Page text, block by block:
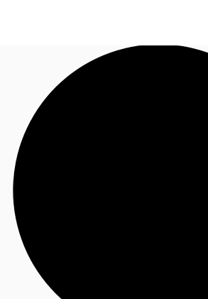
オフィス・事務所
倉庫・物流センター
お電話